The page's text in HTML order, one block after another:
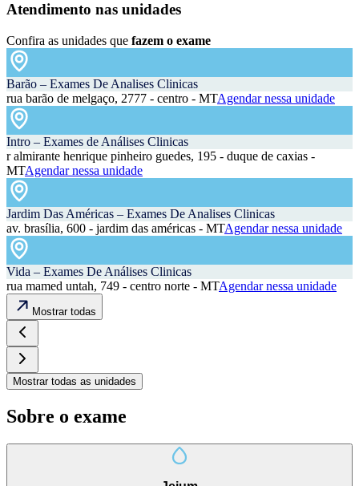
Atendimento nas unidades
Confira as unidades que fazem o exame
Barão – Exames De Analises Clinicas
rua barão de melgaço, 2777 - centro - MTAgendar nessa unidade
Intro – Exames de Análises Clinicas
r almirante henrique pinheiro guedes, 195 - duque de caxias -
MTAgendar nessa unidade
Jardim Das Américas – Exames De Analises Clinicas
av. brasília, 600 - jardim das américas - MTAgendar nessa unidade
Vida – Exames De Análises Clinicas
rua mamed untah, 749 - centro norte - MTAgendar nessa unidade
Mostrar todas
Mostrar todas as unidades
Sobre o exame